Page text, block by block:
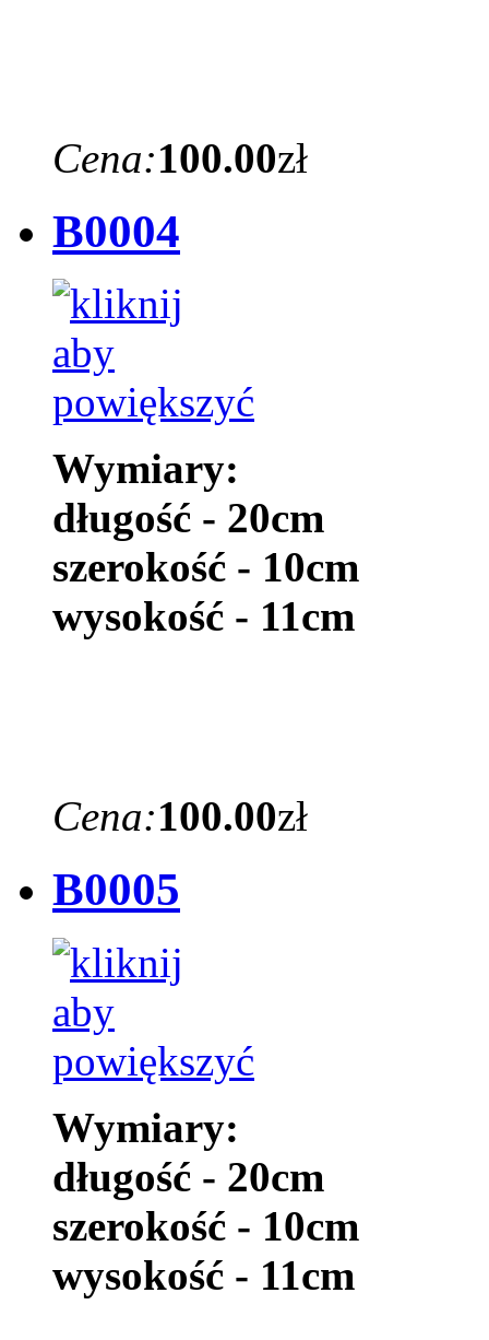
Cena:100.00zł
B0004
Wymiary:
długość - 20cm
szerokość - 10cm
wysokość - 11cm
Cena:100.00zł
B0005
Wymiary:
długość - 20cm
szerokość - 10cm
wysokość - 11cm